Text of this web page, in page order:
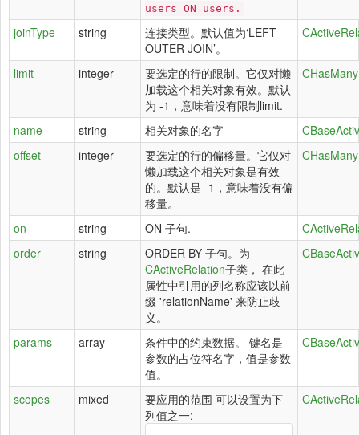
users ON users.
joinType string
连接类型。默认值为‘LEFT
OUTER JOIN’。
limit integer
要选定的行的限制。它仅对懒
加载这个相关对象有效。默认
为 -1，意味着没有限制limit.
name string 相关对象的名字
offset
integer
要选定的行的偏移量。它仅对
懒加载这个相关对象是有效
的。默认是 -1，意味着没有偏
移量。
on string ON 子句.
order
string
ORDER BY 子句。为
CActiveRelation子类， 在此
属性中引用的列名称应该以前
缀 'relationName' 来防止歧
义。
params array
条件中的约束数据。 键名是
参数的占位符名字，值是参数
值。
scopes mixed
要应用的范围 可以设置为下
列值之一: